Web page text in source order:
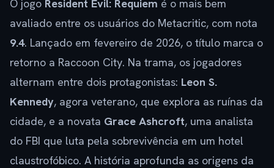
O jogo Resident Evil: Requiem é o mais bem
avaliado entre os usuários do Metacritic, com nota
9.4. Lançado em fevereiro de 2026, o título marca o
retorno a Raccoon City. Na trama, os jogadores
alternam entre dois protagonistas: Leon S.
Kennedy, agora veterano, que explora as ruínas da
cidade, e a novata Grace Ashcroft, uma analista
do FBI que luta pela sobrevivência em um hotel
claustrofóbico. A história aprofunda as origens da